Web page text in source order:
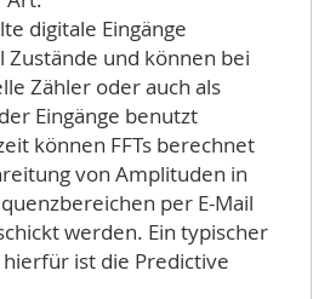
digitale Eingänge
Zustände und können bei
Zähler oder auch als
Eingänge benutzt
können FFTs berechnet
von Amplituden in
per E-Mail
werden. Ein typischer
ist die Predictive